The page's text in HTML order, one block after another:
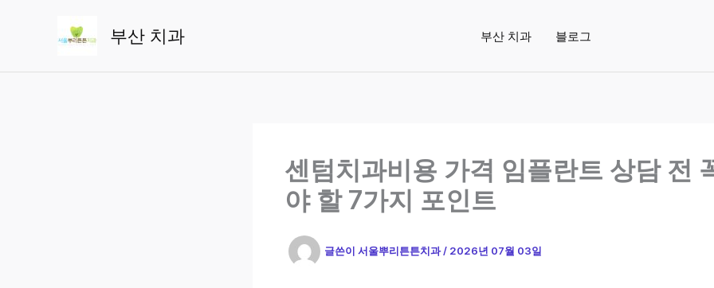
로
부산 치과 부산 치과 블로그
센텀치과비용 가격 임플란트 상담 전
야 할 7가지 포인트
글쓴이 서울뿌리튼튼치과/ 2026년 07월 03일